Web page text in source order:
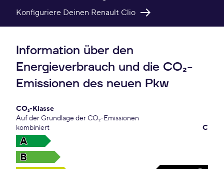
Konfiguriere Deinen Renault Clio
Information über den
Energieverbrauch und die CO₂-
Emissionen des neuen Pkw
CO₂-Klasse
Auf der Grundlage der CO₂-Emissionen
kombiniert
C
A
B